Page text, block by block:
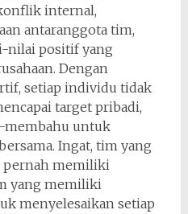
internal,
antaranggota tim,
nilai positif yang
Dengan
setiap individu tidak
target pribadi,
membahu untuk
Ingat, tim yang
pernah memiliki
yang memiliki
menyelesaikan setiap